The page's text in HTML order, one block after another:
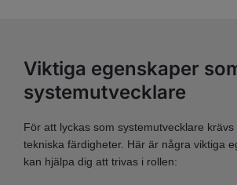
Viktiga egenskaper
systemutvecklare
För att lyckas som systemutvecklare
tekniska färdigheter. Här är några viktiga
kan hjälpa dig att trivas i rollen: